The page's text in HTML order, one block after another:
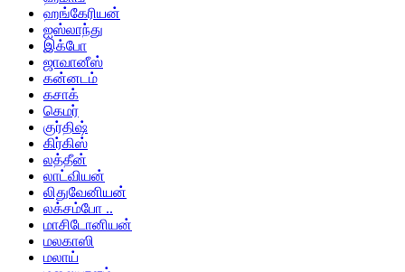
ஹங்கேரியன்
ஐஸ்லாந்து
இக்போ
ஜாவானீஸ்
கன்னடம்
கசாக்
கெமர்
குர்திஷ்
கிர்கிஸ்
லத்தீன்
லாட்வியன்
லிதுவேனியன்
லக்சம்போ ..
மாசிடோனியன்
மலகாஸி
மலாய்